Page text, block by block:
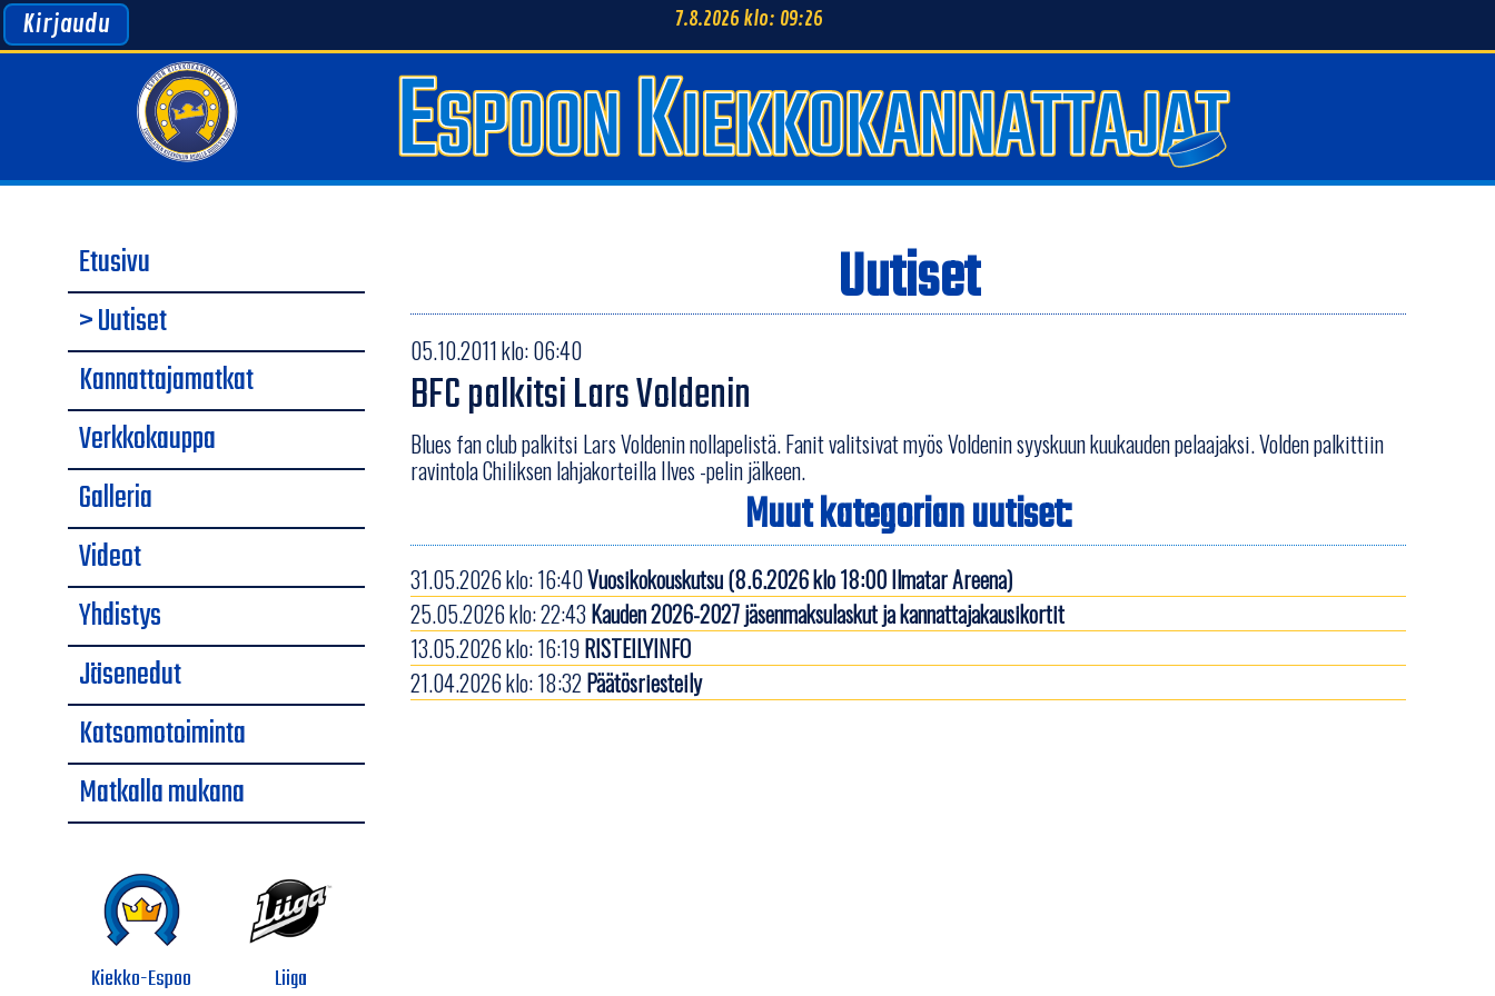
7.8.2026 klo: 09:26
Kirjaudu
Etusivu
> Uutiset
Kannattajamatkat
Verkkokauppa
Galleria
Videot
Yhdistys
Jäsenedut
Katsomotoiminta
Matkalla mukana
Kiekko-Espoo Liiga
Uutiset
05.10.2011 klo: 06:40
BFC palkitsi Lars Voldenin
Blues fan club palkitsi Lars Voldenin nollapelistä. Fanit valitsivat myös Voldenin syyskuun kuukauden pelaajaksi. Volden palkittiin
ravintola Chiliksen lahjakorteilla Ilves -pelin jälkeen.
Muut kategorian uutiset:
31.05.2026 klo: 16:40Vuosikokouskutsu (8.6.2026 klo 18:00 Ilmatar Areena)
25.05.2026 klo: 22:43Kauden 2026-2027 jäsenmaksulaskut ja kannattajakausikortit
13.05.2026 klo: 16:19RISTEILYINFO
21.04.2026 klo: 18:32Päätösriesteily